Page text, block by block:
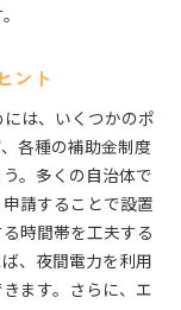
ント
は、いくつかのポ
各種の補助金制度
。多くの自治体で
請することで設置
時間帯を工夫する
、夜間電力を利用
ます。さらに、エ